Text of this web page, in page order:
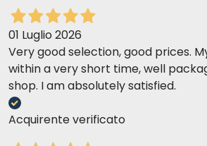
01 Luglio 2026
Very good selection, good prices.
within a very short time, well
shop. I am absolutely satisfied.
Acquirente verificato